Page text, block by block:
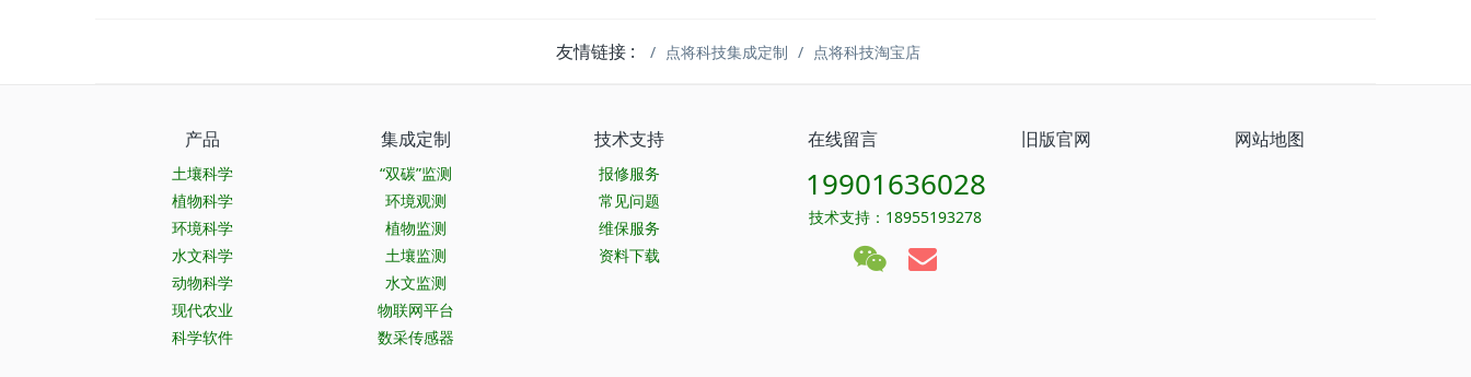
友情链接 : 点将科技集成定制 点将科技淘宝店
产品
土壤科学
植物科学
环境科学
水文科学
动物科学
现代农业
科学软件
集成定制
“双碳”监测
环境观测
植物监测
土壤监测
水文监测
物联网平台
数采传感器
技术支持
报修服务
常见问题
维保服务
资料下载
在线留言 旧版官网 网站地图
19901636028
技术支持：18955193278